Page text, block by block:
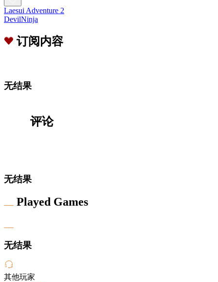
Laesui Adventure 2
DevilNinja
订阅内容
无结果
评论
无结果
Played Games
无结果
其他玩家